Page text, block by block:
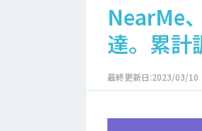
NearMe
達。累計
最終更新日:2023/03/10